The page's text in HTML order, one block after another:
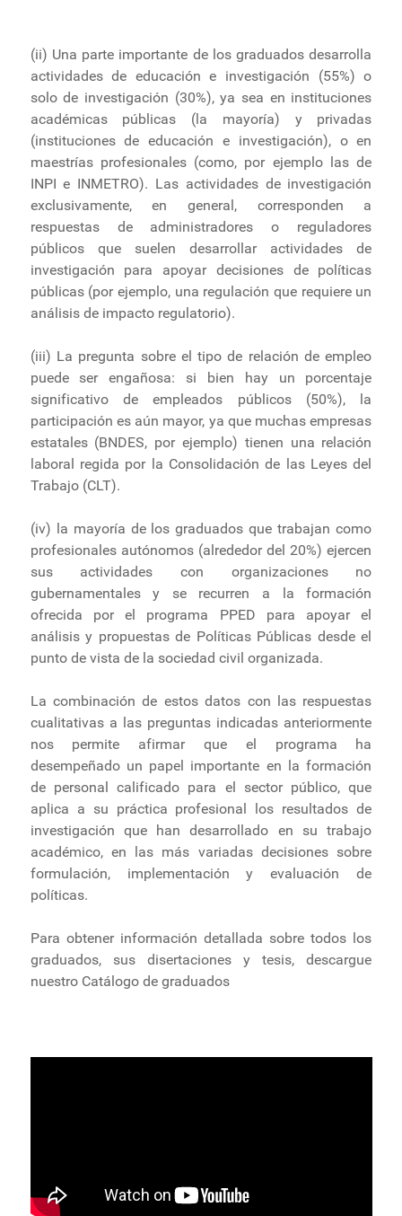
(ii) Una parte importante de los graduados desarrolla
actividades de educación e investigación (55%) o
solo de investigación (30%), ya sea en instituciones
académicas públicas (la mayoría) y privadas
(instituciones de educación e investigación), o en
maestrías profesionales (como, por ejemplo las de
INPI e INMETRO). Las actividades de investigación
exclusivamente, en general, corresponden a
respuestas de administradores o reguladores
públicos que suelen desarrollar actividades de
investigación para apoyar decisiones de políticas
públicas (por ejemplo, una regulación que requiere un
análisis de impacto regulatorio).
(iii) La pregunta sobre el tipo de relación de empleo
puede ser engañosa: si bien hay un porcentaje
significativo de empleados públicos (50%), la
participación es aún mayor, ya que muchas empresas
estatales (BNDES, por ejemplo) tienen una relación
laboral regida por la Consolidación de las Leyes del
Trabajo (CLT).
(iv) la mayoría de los graduados que trabajan como
profesionales autónomos (alrededor del 20%) ejercen
sus actividades con organizaciones no
gubernamentales y se recurren a la formación
ofrecida por el programa PPED para apoyar el
análisis y propuestas de Políticas Públicas desde el
punto de vista de la sociedad civil organizada.
La combinación de estos datos con las respuestas
cualitativas a las preguntas indicadas anteriormente
nos permite afirmar que el programa ha
desempeñado un papel importante en la formación
de personal calificado para el sector público, que
aplica a su práctica profesional los resultados de
investigación que han desarrollado en su trabajo
académico, en las más variadas decisiones sobre
formulación, implementación y evaluación de
políticas.
Para obtener información detallada sobre todos los
graduados, sus disertaciones y tesis, descargue
nuestro Catálogo de graduados